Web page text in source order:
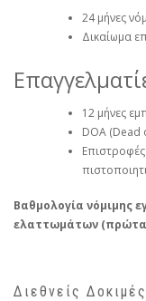
24 μήνες
Δικαίωμα
12 μήνες
DOA (Dead
Βαθμολογία νόμιμης
ελαττωμάτων (πρώτα
Διεθνείς